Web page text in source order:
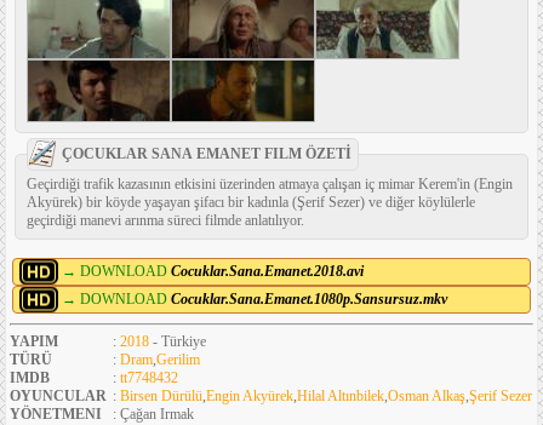
ÇOCUKLAR SANA EMANET FILM ÖZETİ
Geçirdiği trafik kazasının etkisini üzerinden atmaya çalışan iç mimar Kerem'in (Engin
Akyürek) bir köyde yaşayan şifacı bir kadınla (Şerif Sezer) ve diğer köylülerle
geçirdiği manevi arınma süreci filmde anlatılıyor.
→ DOWNLOAD Cocuklar.Sana.Emanet.2018.avi
→ DOWNLOAD Cocuklar.Sana.Emanet.1080p.Sansursuz.mkv
YAPIM : 2018 - Türkiye
TÜRÜ
: Dram,Gerilim
IMDB
: tt7748432
OYUNCULAR : Birsen Dürülü,Engin Akyürek,Hilal Altınbilek,Osman Alkaş,Şerif Sezer
YÖNETMENI
: Çağan Irmak